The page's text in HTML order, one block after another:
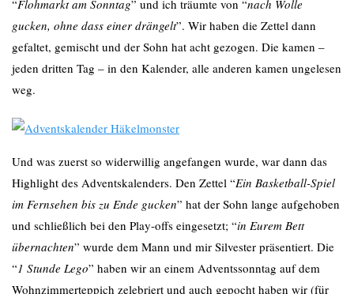
“Flohmarkt am Sonntag” und ich träumte von “nach Wolle
gucken, ohne dass einer drängelt”. Wir haben die Zettel dann
gefaltet, gemischt und der Sohn hat acht gezogen. Die kamen –
jeden dritten Tag – in den Kalender, alle anderen kamen ungelesen
weg.
Und was zuerst so widerwillig angefangen wurde, war dann das
Highlight des Adventskalenders. Den Zettel “Ein Basketball-Spiel
im Fernsehen bis zu Ende gucken” hat der Sohn lange aufgehoben
und schließlich bei den Play-offs eingesetzt; “in Eurem Bett
übernachten” wurde dem Mann und mir Silvester präsentiert. Die
“1 Stunde Lego” haben wir an einem Adventssonntag auf dem
Wohnzimmerteppich zelebriert und auch gepocht haben wir (für